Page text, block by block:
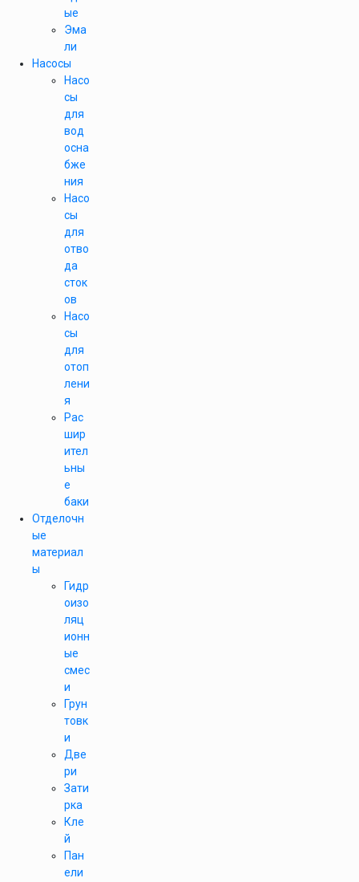
ые
Эма
ли
Насосы
Насо
сы
для
вод
осна
бже
ния
Насо
сы
для
отво
да
сток
ов
Насо
сы
для
отоп
лени
я
Рас
шир
ител
ьны
е
баки
Отделочн
ые
материал
ы
Гидр
оизо
ляц
ионн
ые
смес
и
Грун
товк
и
Две
ри
Зати
рка
Кле
й
Пан
ели